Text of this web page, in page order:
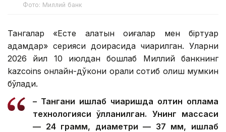
Фото: Миллий банк
Тангалар «Есте қалатын оқиғалар мен біртуар
адамдар» серияси доирасида чиқарилган. Уларни
2026 йил 10 июлдан бошлаб Миллий банкнинг
kazcoins онлайн-дўкони орқали сотиб олиш мумкин
бўлади.
– Тангани ишлаб чиқаришда олтин қоплама
технологияси қўлланилган. Унинг массаси
— 24 грамм, диаметри — 37 мм, ишлаб